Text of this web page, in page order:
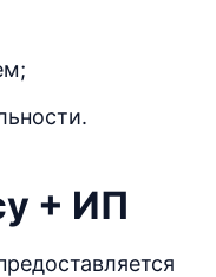
+ ИП